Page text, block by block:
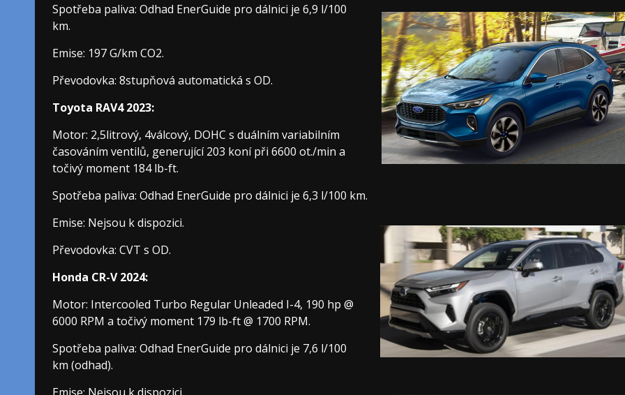
Spotřeba paliva: Odhad EnerGuide pro dálnici je 6,9 ​​l/100
km.
Emise: 197 G/km CO2.
Převodovka: 8stupňová automatická s OD.
Toyota RAV4 2023:
Motor: 2,5litrový, 4válcový, DOHC s duálním variabilním
časováním ventilů, generující 203 koní při 6600 ot./min a
točivý moment 184 lb-ft.
Spotřeba paliva: Odhad EnerGuide pro dálnici je 6,3 l/100 km.
Emise: Nejsou k dispozici.
Převodovka: CVT s OD.
Honda CR-V 2024:
Motor: Intercooled Turbo Regular Unleaded I-4, 190 hp @
6000 RPM a točivý moment 179 lb-ft @ 1700 RPM.
Spotřeba paliva: Odhad EnerGuide pro dálnici je 7,6 l/100
km (odhad).